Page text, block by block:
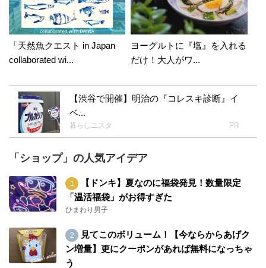
「天然魚クエスト in Japan
collaborated wi...
ヨーグルトに『塩』を入れる
だけ！大人がワ...
【渋谷で開催】明治の『コレスキ診断』イ
ベ...
暮らしニスタ PR
「ショップ」の人気アイデア
【ドンキ】夏なのに福袋発見！数量限定
「温活福袋」がお得すぎた
ひまわり男子
見てこのボリューム！【今ならからあげク
ン増量】更にクーポンがあれば無料になっちゃ
う